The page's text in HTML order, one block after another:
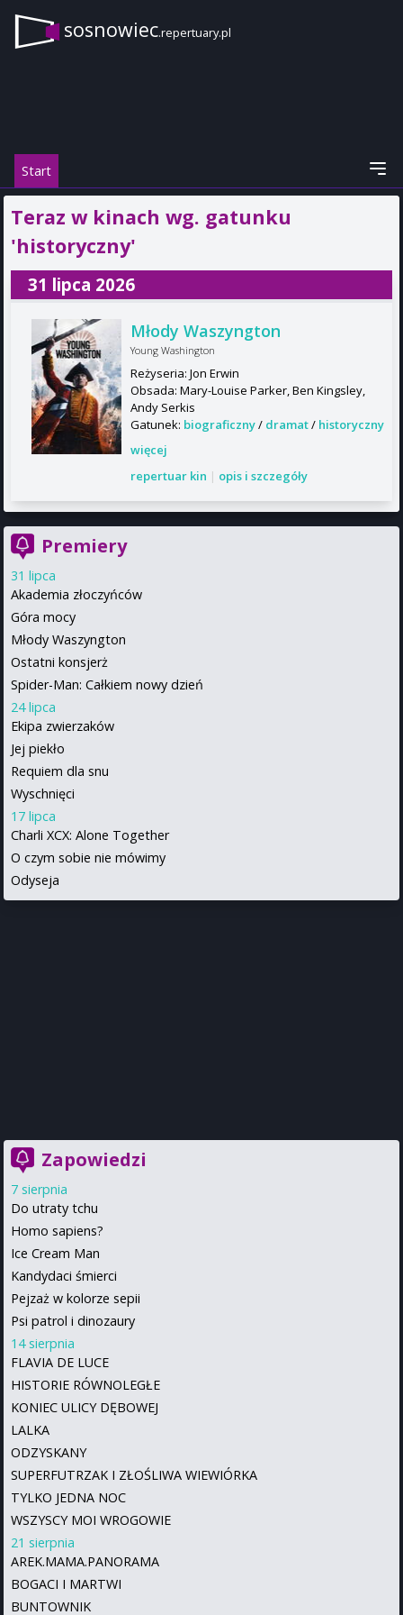
sosnowiec.repertuary.pl
Start
Teraz w kinach wg. gatunku
'historyczny'
31 lipca 2026
Młody Waszyngton
Young Washington
Reżyseria: Jon Erwin
Obsada: Mary-Louise Parker, Ben Kingsley,
Andy Serkis
Gatunek: biograficzny/ dramat/ historyczny
więcej
repertuar kin | opis i szczegóły
Premiery
31 lipca
Akademia złoczyńców
Góra mocy
Młody Waszyngton
Ostatni konsjerż
Spider-Man: Całkiem nowy dzień
24 lipca
Ekipa zwierzaków
Jej piekło
Requiem dla snu
Wyschnięci
17 lipca
Charli XCX: Alone Together
O czym sobie nie mówimy
Odyseja
Zapowiedzi
7 sierpnia
Do utraty tchu
Homo sapiens?
Ice Cream Man
Kandydaci śmierci
Pejzaż w kolorze sepii
Psi patrol i dinozaury
14 sierpnia
FLAVIA DE LUCE
HISTORIE RÓWNOLEGŁE
KONIEC ULICY DĘBOWEJ
LALKA
ODZYSKANY
SUPERFUTRZAK I ZŁOŚLIWA WIEWIÓRKA
TYLKO JEDNA NOC
WSZYSCY MOI WROGOWIE
21 sierpnia
AREK.MAMA.PANORAMA
BOGACI I MARTWI
BUNTOWNIK